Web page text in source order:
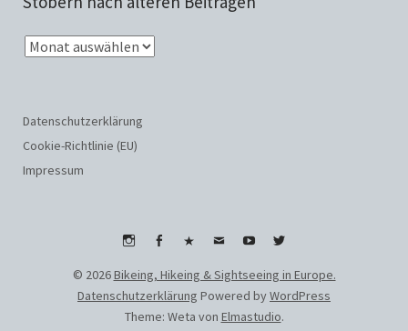
Datenschutzerklärung
Cookie-Richtlinie (EU)
Impressum
InstagramFacebookWhatsApp
EmailYoutubeTwitter
© 2026Bikeing, Hikeing & Sightseeing in Europe.
Datenschutzerklärung Powered byWordPress
Theme: Weta von Elmastudio.